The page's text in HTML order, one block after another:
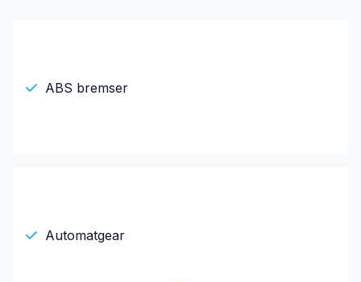
ABS bremser
Automatgear